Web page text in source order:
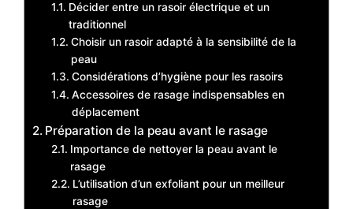
Décider entre un rasoir électrique et un
traditionnel
Choisir un rasoir adapté à la sensibilité de la
peau
Considérations d’hygiène pour les rasoirs
Accessoires de rasage indispensables en
déplacement
Préparation de la peau avant le rasage
Importance de nettoyer la peau avant le
rasage
L’utilisation d’un exfoliant pour un meilleur
rasage